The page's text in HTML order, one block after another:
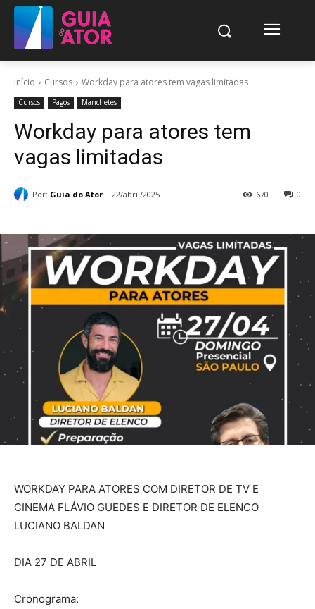
Início Cursos Workday para atores tem vagas limitadas
Cursos Pagos Manchetes
Workday para atores tem
vagas limitadas
Por: Guia do Ator 22/abril/2025 0
670
WORKDAY PARA ATORES COM DIRETOR DE TV E
CINEMA FLÁVIO GUEDES E DIRETOR DE ELENCO
LUCIANO BALDAN
DIA 27 DE ABRIL
Cronograma: